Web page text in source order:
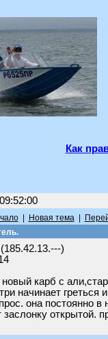
Как
| Новая тема|
)
карб с
начинает
она постоянно в
заслонку открытой.